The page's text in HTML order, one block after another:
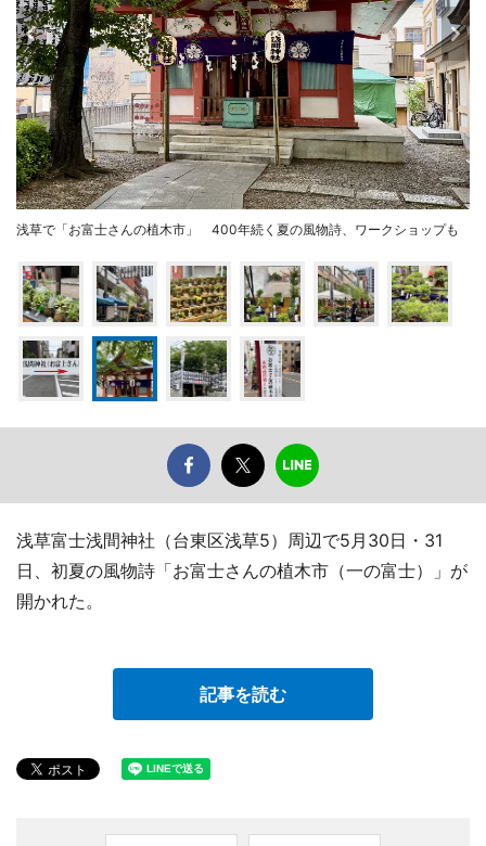
浅草で「お富士さんの植木市」 400年続く夏の風物詩、ワークショップも
浅草富士浅間神社（台東区浅草5）周辺で5月30日・31
日、初夏の風物詩「お富士さんの植木市（一の富士）」が
開かれた。
記事を読む